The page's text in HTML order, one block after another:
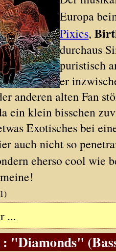
Europa
Pixies,
durchaus
puristisch
er
anderen alten Fan
ein klein bisschen
Exotisches bei
auch nicht so
eherso cool wie
...
"Diamonds"